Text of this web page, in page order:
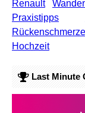
Renault
Praxistipps
Hochzeit
Last Minute